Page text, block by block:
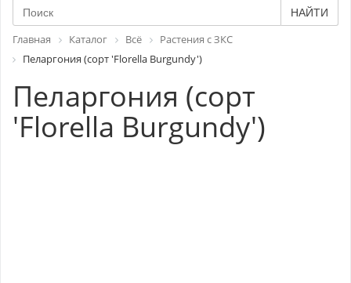
НАЙТИ
Главная Каталог Всё
Растения с ЗКС
Пеларгония (сорт 'Florella Burgundy')
Пеларгония (сорт
'Florella Burgundy')